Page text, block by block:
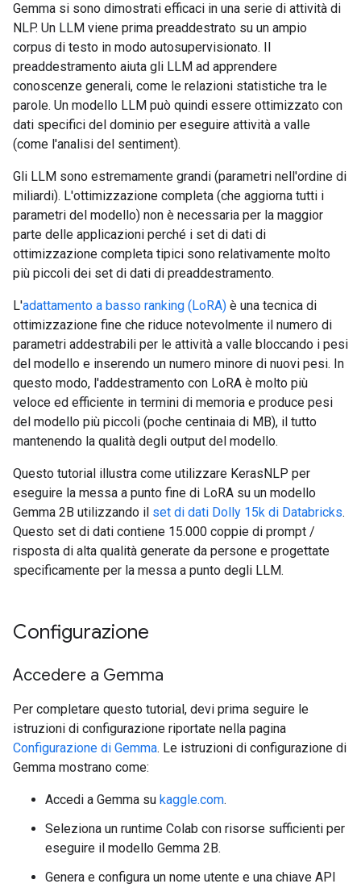
Gemma si sono dimostrati efficaci in una serie di attività di
NLP. Un LLM viene prima preaddestrato su un ampio
corpus di testo in modo autosupervisionato. Il
preaddestramento aiuta gli LLM ad apprendere
conoscenze generali, come le relazioni statistiche tra le
parole. Un modello LLM può quindi essere ottimizzato con
dati specifici del dominio per eseguire attività a valle
(come l'analisi del sentiment).
Gli LLM sono estremamente grandi (parametri nell'ordine di
miliardi). L'ottimizzazione completa (che aggiorna tutti i
parametri del modello) non è necessaria per la maggior
parte delle applicazioni perché i set di dati di
ottimizzazione completa tipici sono relativamente molto
più piccoli dei set di dati di preaddestramento.
L'adattamento a basso ranking (LoRA) è una tecnica di
ottimizzazione fine che riduce notevolmente il numero di
parametri addestrabili per le attività a valle bloccando i pesi
del modello e inserendo un numero minore di nuovi pesi. In
questo modo, l'addestramento con LoRA è molto più
veloce ed efficiente in termini di memoria e produce pesi
del modello più piccoli (poche centinaia di MB), il tutto
mantenendo la qualità degli output del modello.
Questo tutorial illustra come utilizzare KerasNLP per
eseguire la messa a punto fine di LoRA su un modello
Gemma 2B utilizzando il set di dati Dolly 15k di Databricks.
Questo set di dati contiene 15.000 coppie di prompt /
risposta di alta qualità generate da persone e progettate
specificamente per la messa a punto degli LLM.
Configurazione
Accedere a Gemma
Per completare questo tutorial, devi prima seguire le
istruzioni di configurazione riportate nella pagina
Configurazione di Gemma. Le istruzioni di configurazione di
Gemma mostrano come:
Accedi a Gemma su kaggle.com.
Seleziona un runtime Colab con risorse sufficienti per
eseguire il modello Gemma 2B.
Genera e configura un nome utente e una chiave API